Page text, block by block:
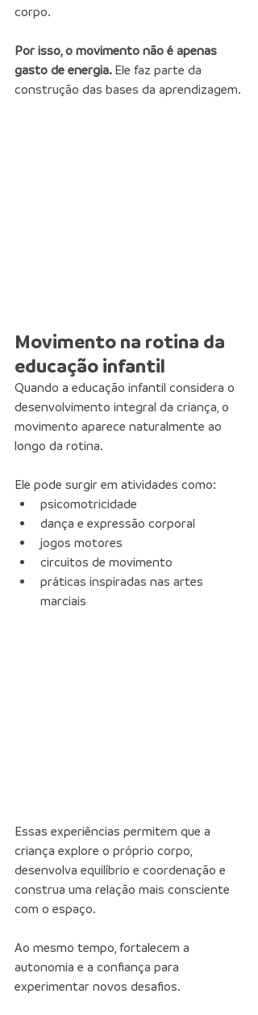
corpo.
Por isso, o movimento não é apenas
gasto de energia. Ele faz parte da
construção das bases da aprendizagem.
Movimento na rotina da
educação infantil
Quando a educação infantil considera o
desenvolvimento integral da criança, o
movimento aparece naturalmente ao
longo da rotina.
Ele pode surgir em atividades como:
psicomotricidade
dança e expressão corporal
jogos motores
circuitos de movimento
práticas inspiradas nas artes
marciais
Essas experiências permitem que a
criança explore o próprio corpo,
desenvolva equilíbrio e coordenação e
construa uma relação mais consciente
com o espaço.
Ao mesmo tempo, fortalecem a
autonomia e a confiança para
experimentar novos desafios.